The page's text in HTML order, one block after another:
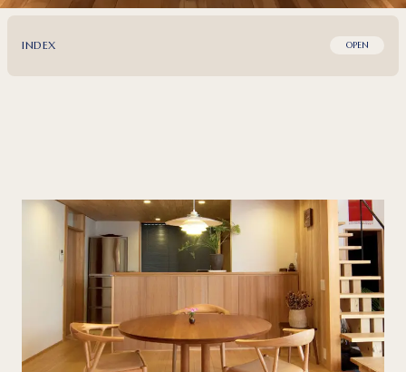
INDEX OPEN